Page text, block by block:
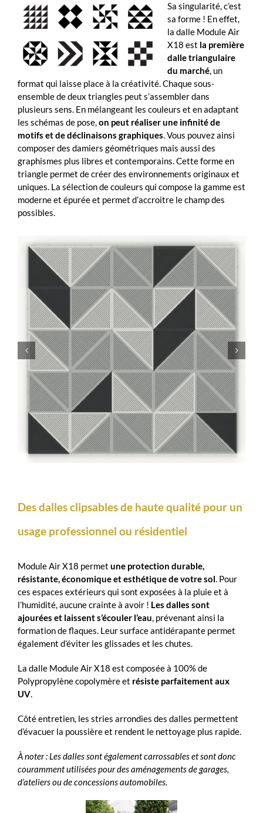
Sa singularité, c’est
sa forme ! En effet,
la dalle Module Air
X18 est la première
dalle triangulaire
du marché, un
format qui laisse place à la créativité. Chaque sous-
ensemble de deux triangles peut s’assembler dans
plusieurs sens. En mélangeant les couleurs et en adaptant
les schémas de pose,on peut réaliser une infinité de
motifs et de déclinaisons graphiques. Vous pouvez ainsi
composer des damiers géométriques mais aussi des
graphismes plus libres et contemporains. Cette forme en
triangle permet de créer des environnements originaux et
uniques. La sélection de couleurs qui compose la gamme est
moderne et épurée et permet d’accroitre le champ des
possibles.
Des dalles clipsables de haute qualité pour un
usage professionnel ou résidentiel
Module Air X18 permet une protection durable,
résistante, économique et esthétique de votre sol. Pour
ces espaces extérieurs qui sont exposées à la pluie et à
l’humidité, aucune crainte à avoir ! Les dalles sont
ajourées et laissent s’écouler l’eau, prévenant ainsi la
formation de flaques. Leur surface antidérapante permet
également d’éviter les glissades et les chutes.
La dalle Module Air X18 est composée à 100% de
Polypropylène copolymère et résiste parfaitement aux
UV.
Côté entretien, les stries arrondies des dalles permettent
d’évacuer la poussière et rendent le nettoyage plus rapide.
À noter : Les dalles sont également carrossables et sont donc
couramment utilisées pour des aménagements de garages,
d’ateliers ou de concessions automobiles.